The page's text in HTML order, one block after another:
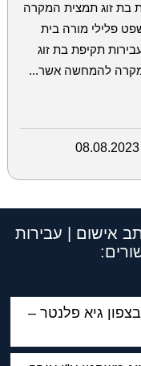
בת זוג תמצית המקרה
פלילי מורה בית
תקיפת בת זוג
מקרה להמחשה אשר...
08.08.2023
אישום | עבירות
בצפון גיא פלנטר –